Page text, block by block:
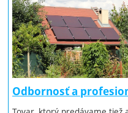
Odbornosť a